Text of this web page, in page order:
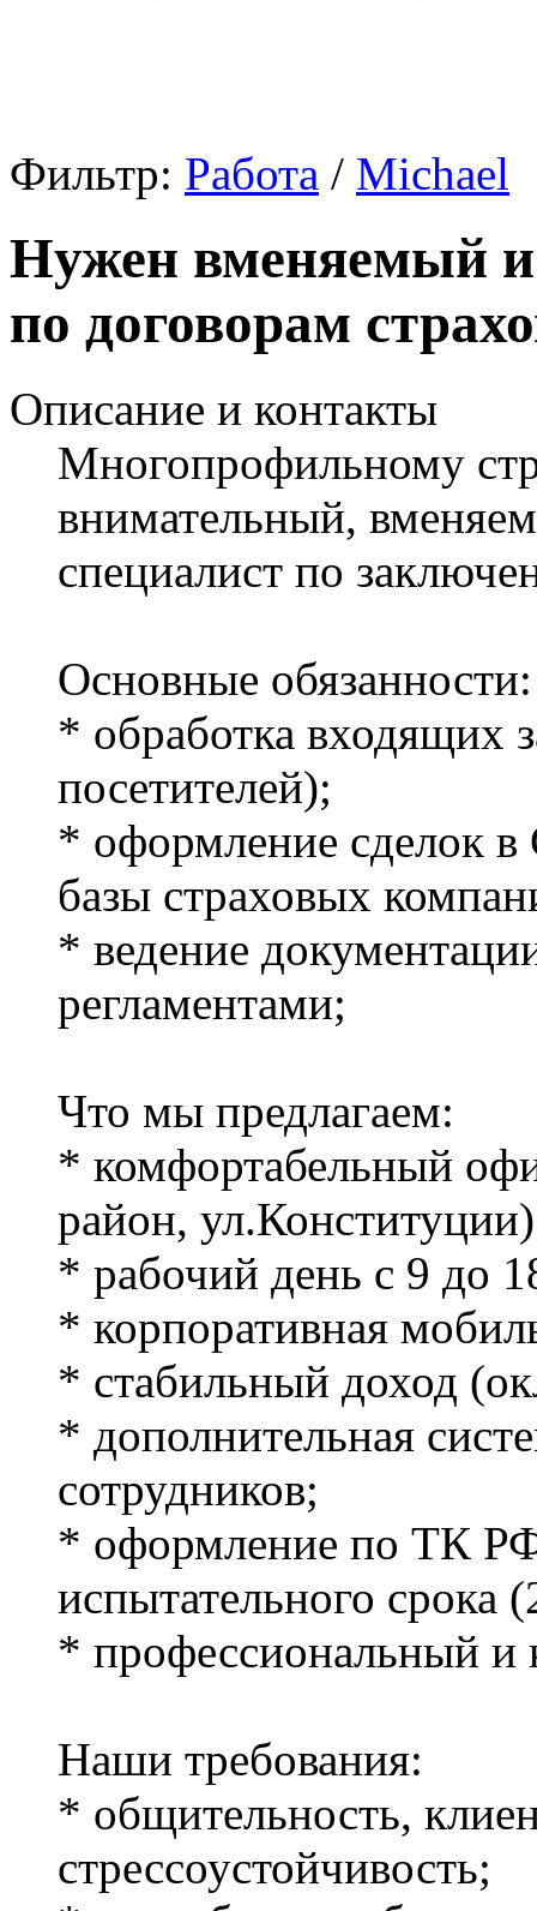
Фильтр: Работа / Michael
Нужен вменяемый и
по договорам
Описание и контакты
Многопрофильному
внимательный,
специалист по
Основные обязанности:
* обработка входящих
посетителей);
* оформление сделок
базы страховых
* ведение
регламентами;
Что мы предлагаем:
* комфортабельный
район,
* рабочий день с 9 до
* корпоративная
* стабильный доход
* дополнительная
сотрудников;
* оформление по ТК
испытательного срока
* профессиональный и
Наши требования:
* общительность,
стрессоустойчивость;